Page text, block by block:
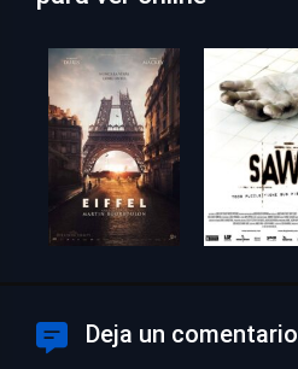
Deja un comentario